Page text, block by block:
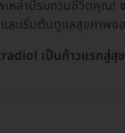
เหล่านี้รบกวนชีวิตคุณ!
ละเริ่มต้นดูแลสุขภาพ
เป็นก้าวแรกสู่